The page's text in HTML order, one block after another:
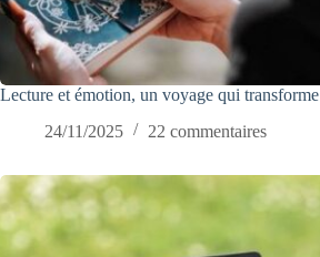
Lecture et émotion, un voyage qui transforme
24/11/2025
22 commentaires